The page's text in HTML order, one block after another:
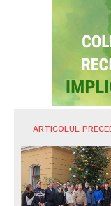
Nicușor Dan
după
către Moody’s
POLITICA
România
sunt deja
după verdictul
POLITICA